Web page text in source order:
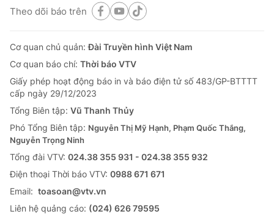
Giải sao mai
Âm nhạc
Du lịch
Làm đẹp
Chất lượng cuộc sống
Tuyển sinh
Học trực tuyến
Công nghệ
Hitech Công nghệ tương lai
Sản phẩm
Thị trường
Tư vấn
Giao lưu trực tuyến
Lịch phát sóng
Chuyên mục khác
Emagazine Podcast
Theo dõi báo trên
Cơ quan chủ quản:Đài Truyền hình Việt Nam
Cơ quan báo chí: Thời báo VTV
Giấy phép hoạt động báo in và báo điện tử số 483/GP-BTTTT
cấp ngày 29/12/2023
Tổng Biên tập: Vũ Thanh Thủy
Phó Tổng Biên tập: Nguyễn Thị Mỹ Hạnh, Phạm Quốc Thắng,
Nguyễn Trọng Ninh
Tổng đài VTV: 024.38 355 931 - 024.38 355 932
Ðiện thoại Thời báo VTV: 0988 671 671
Email: toasoan@vtv.vn
Liên hệ quảng cáo: (024) 626 79595